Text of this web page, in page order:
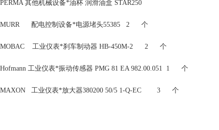
PERMA 其他机械设备*油杯 润滑油盒 STAR250
MURR 配电控制设备*电源堵头55385 2 个
MOBAC 工业仪表*刹车制动器 HB-450M-2 2 个
Hofmann 工业仪表*振动传感器 PMG 81 EA 982.00.051 1 个
MAXON 工业仪表*放大器380200 50/5 1-Q-EC 3 个